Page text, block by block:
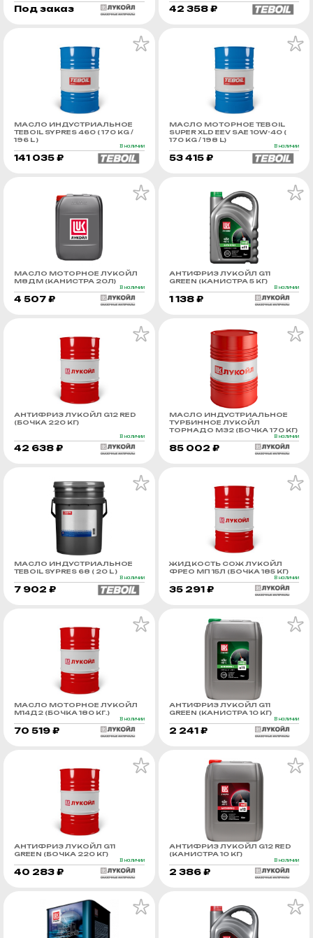
Под заказ 42 358 ₽
МАСЛО ИНДУСТРИАЛЬНОЕ
TEBOIL SYPRES 460 ( 170 KG /
196 L )
В наличии
141 035 ₽
МАСЛО МОТОРНОЕ TEBOIL
SUPER XLD EEV SAE 10W-40 (
170 KG / 198 L)
В наличии
53 415 ₽
МАСЛО МОТОРНОЕ ЛУКОЙЛ
М8ДМ (КАНИСТРА 20Л)
В наличии
4 507 ₽
АНТИФРИЗ ЛУКОЙЛ G11
GREEN (КАНИСТРА 5 КГ)
В наличии
1 138 ₽
АНТИФРИЗ ЛУКОЙЛ G12 RED
(БОЧКА 220 КГ)
В наличии
42 638 ₽
МАСЛО ИНДУСТРИАЛЬНОЕ
ТУРБИННОЕ ЛУКОЙЛ
ТОРНАДО М32 (БОЧКА 170 КГ)
В наличии
85 002 ₽
МАСЛО ИНДУСТРИАЛЬНОЕ
TEBOIL SYPRES 68 ( 20 L )
В наличии
7 902 ₽
ЖИДКОСТЬ СОЖ ЛУКОЙЛ
ФРЕО МП 15Л (БОЧКА 185 КГ)
В наличии
35 291 ₽
МАСЛО МОТОРНОЕ ЛУКОЙЛ
М14Д2 (БОЧКА 180 КГ.)
В наличии
70 519 ₽
АНТИФРИЗ ЛУКОЙЛ G11
GREEN (КАНИСТРА 10 КГ)
В наличии
2 241 ₽
АНТИФРИЗ ЛУКОЙЛ G11
GREEN (БОЧКА 220 КГ)
В наличии
40 283 ₽
АНТИФРИЗ ЛУКОЙЛ G12 RED
(КАНИСТРА 10 КГ)
В наличии
2 386 ₽